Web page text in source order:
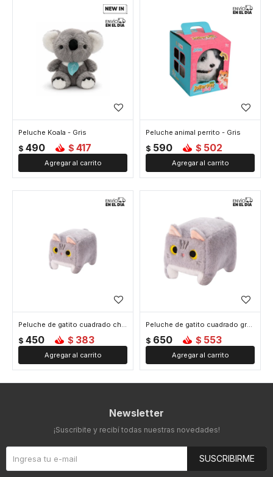
Peluche Koala - Gris
$ 490 $ 417
Peluche animal perrito - Gris
$ 590 $ 502
Peluche de gatito cuadrado chico - Gris
$ 450 $ 383
Peluche de gatito cuadrado grande - Gris
$ 650 $ 553
Newsletter
¡Suscribite y recibí todas nuestras novedades!
SUSCRIBIRME